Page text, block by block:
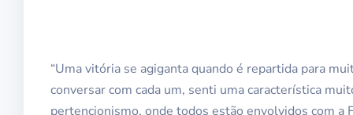
“Uma vitória se agiganta quando é repartida para
conversar com cada um, senti uma característica
pertencionismo, onde todos estão envolvidos com